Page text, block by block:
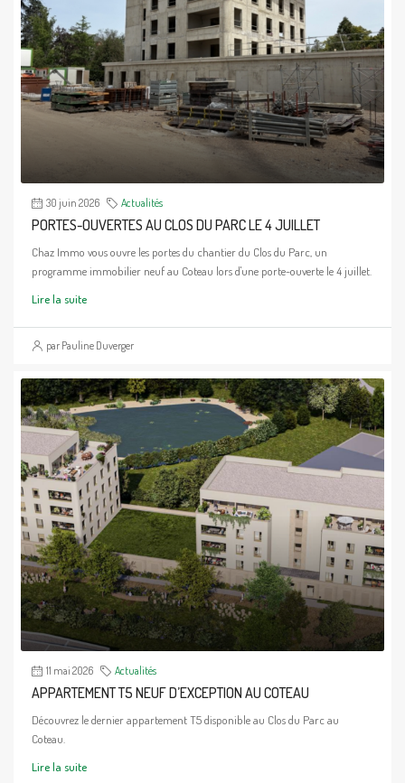
30 juin 2026 Actualités
PORTES-OUVERTES AU CLOS DU PARC LE 4 JUILLET
Chaz Immo vous ouvre les portes du chantier du Clos du Parc, un
programme immobilier neuf au Coteau lors d'une porte-ouverte le 4 juillet.
Lire la suite
par Pauline Duverger
11 mai 2026 Actualités
APPARTEMENT T5 NEUF D’EXCEPTION AU COTEAU
Découvrez le dernier appartement T5 disponible au Clos du Parc au
Coteau.
Lire la suite